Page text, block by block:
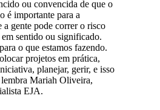
ou convencida de que o
é importante para a
a gente pode correr o risco
sentido ou significado.
o que estamos fazendo.
projetos em prática,
planejar, gerir, e isso
Mariah Oliveira,
EJA.